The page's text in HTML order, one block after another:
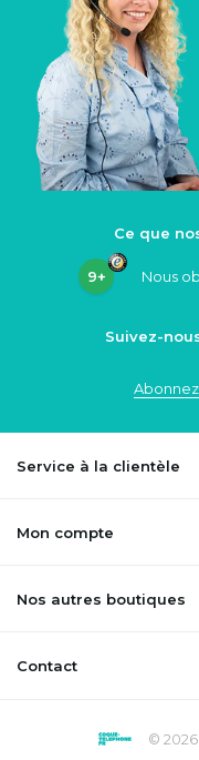
Ce que
9+ Nous
Suivez-
Service à la clientèle
Mon compte
Nos autres boutiques
Contact
©